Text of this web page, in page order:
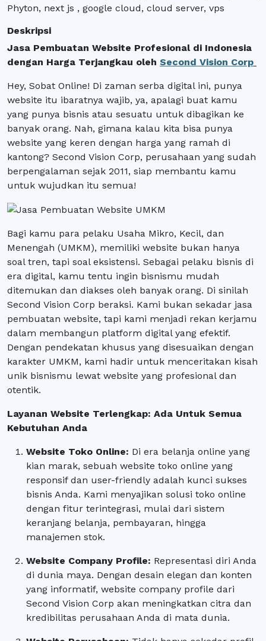
Phyton, next js , google cloud, cloud server, vps
Deskripsi
Jasa Pembuatan Website Profesional di Indonesia
dengan Harga Terjangkau oleh Second Vision Corp
Hey, Sobat Online! Di zaman serba digital ini, punya
website itu ibaratnya wajib, ya, apalagi buat kamu
yang punya bisnis atau sesuatu untuk dibagikan ke
banyak orang. Nah, gimana kalau kita bisa punya
website yang keren dengan harga yang ramah di
kantong? Second Vision Corp, perusahaan yang sudah
berpengalaman sejak 2011, siap membantu kamu
untuk wujudkan itu semua!
Bagi kamu para pelaku Usaha Mikro, Kecil, dan
Menengah (UMKM), memiliki website bukan hanya
soal tren, tapi soal eksistensi. Sebagai pelaku bisnis di
era digital, kamu tentu ingin bisnismu mudah
ditemukan dan diakses oleh banyak orang. Di sinilah
Second Vision Corp beraksi. Kami bukan sekadar jasa
pembuatan website, tapi kami menjadi rekan kerjamu
dalam membangun platform digital yang efektif.
Dengan pendekatan khusus yang disesuaikan dengan
karakter UMKM, kami hadir untuk menceritakan kisah
unik bisnismu lewat website yang profesional dan
otentik.
Layanan Website Terlengkap: Ada Untuk Semua
Kebutuhan Anda
Website Toko Online: Di era belanja online yang
kian marak, sebuah website toko online yang
responsif dan user-friendly adalah kunci sukses
bisnis Anda. Kami menyajikan solusi toko online
dengan fitur terintegrasi, mulai dari sistem
keranjang belanja, pembayaran, hingga
manajemen stok.
Website Company Profile: Representasi diri Anda
di dunia maya. Dengan desain elegan dan konten
yang informatif, website company profile dari
Second Vision Corp akan meningkatkan citra dan
kredibilitas perusahaan Anda di mata dunia.